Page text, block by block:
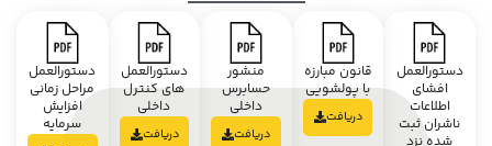
دستورالعمل
افشای
اطلاعات
ناشران ثبت
قانون مبارزه
با پولشویی
دریافت
منشور
حسابرس
داخلی
دریافت
دستورالعمل
های کنترل
داخلی
دریافت
دستورالعمل
مراحل زمانی
افزایش
سرمایه